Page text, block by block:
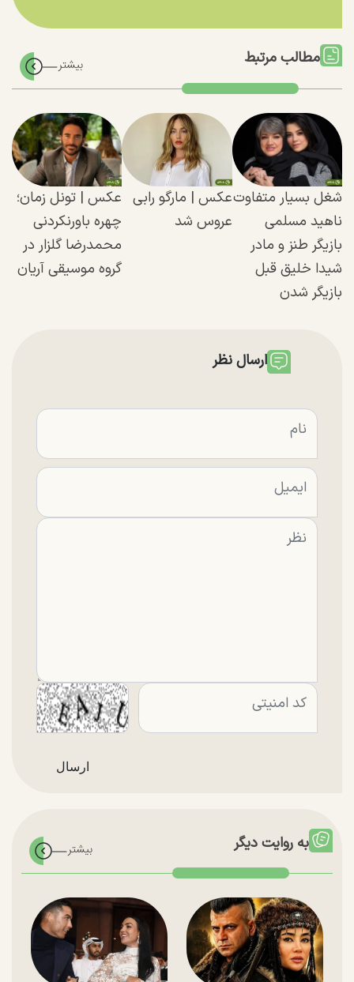
مطالب مرتبط
شغل بسیار متفاوت
ناهید مسلمی
بازیگر طنز و مادر
شیدا خلیق قبل
بازیگر شدن
عکس |‌ مارگو رابی
عروس شد
عکس | تونل زمان؛‌
چهره باورنکردنی
محمدرضا گلزار در
گروه موسیقی آریان
ارسال نظر
به روایت دیگر